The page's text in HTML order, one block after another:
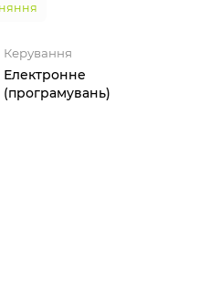
Керування
Електронне
(програмувань)